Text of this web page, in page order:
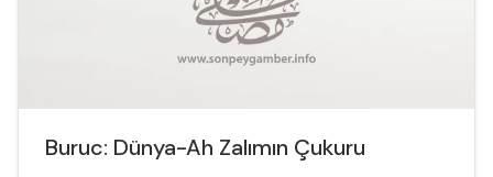
Buruc: Dünya-Ah Zalımın Çukuru